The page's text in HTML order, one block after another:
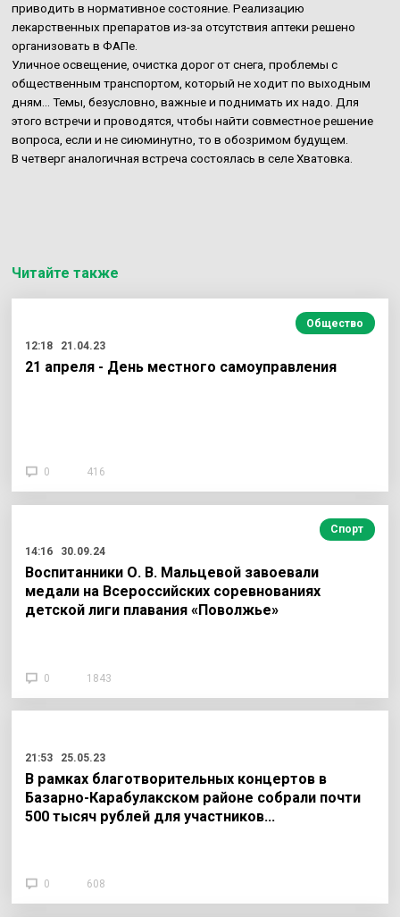
приводить в нормативное состояние. Реализацию
лекарственных препаратов из-за отсутствия аптеки решено
организовать в ФАПе.
Уличное освещение, очистка дорог от снега, проблемы с
общественным транспортом, который не ходит по выходным
дням… Темы, безусловно, важные и поднимать их надо. Для
этого встречи и проводятся, чтобы найти совместное решение
вопроса, если и не сиюминутно, то в обозримом будущем.
В четверг аналогичная встреча состоялась в селе Хватовка.
Читайте также
Общество
12:18
21.04.23
21 апреля - День местного самоуправления
0 416
Спорт
14:16
30.09.24
Воспитанники О. В. Мальцевой завоевали
медали на Всероссийских соревнованиях
детской лиги плавания «Поволжье»
0 1843
21:53 25.05.23
В рамках благотворительных концертов в
Базарно-Карабулакском районе собрали почти
500 тысяч рублей для участников…
0 608